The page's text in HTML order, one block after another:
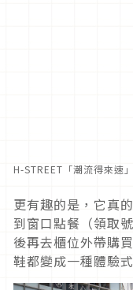
H-STREET「潮流得來速
更有趣的是，它真
到窗口點餐（領取
後再去櫃位外帶購
鞋都變成一種體驗